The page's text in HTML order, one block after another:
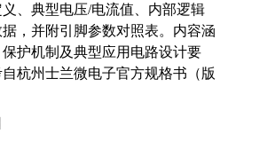
、典型电压/电流值、内部逻辑
，并附引脚参数对照表。内容涵
护机制及典型应用电路设计要
杭州士兰微电子官方规格书（版